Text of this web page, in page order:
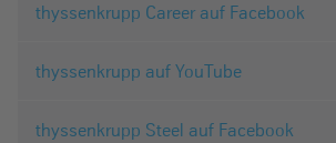
thyssenkrupp Career auf Facebook
thyssenkrupp auf YouTube
thyssenkrupp Steel auf Facebook